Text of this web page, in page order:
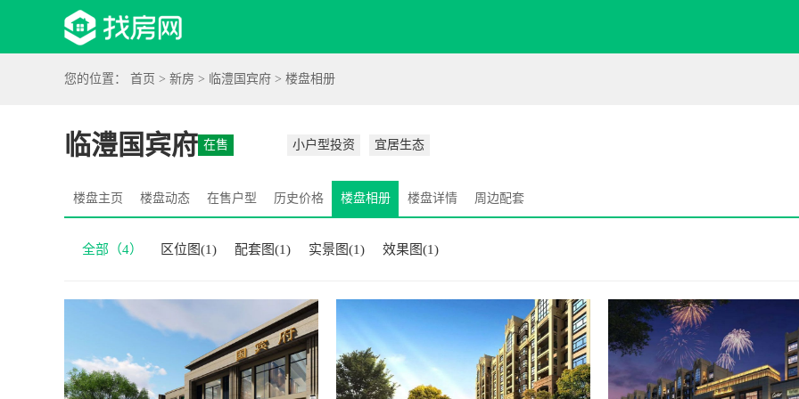
您的位置： 首页 > 新房 > 临澧国宾府 > 楼盘相册
临澧国宾府 在售 小户型投资 宜居生态
楼盘主页 楼盘动态 在售户型 历史价格 楼盘相册 楼盘详情 周边配套
全部（4） 区位图(1) 配套图(1) 实景图(1) 效果图(1)